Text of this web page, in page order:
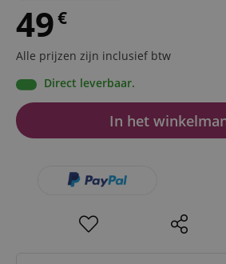
49€
Alle prijzen zijn inclusief btw
Direct leverbaar.
In het